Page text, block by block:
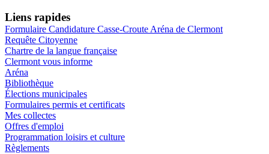
Liens rapides
Formulaire Candidature Casse-Croute Aréna de Clermont
Requête Citoyenne
Chartre de la langue française
Clermont vous informe
Aréna
Bibliothèque
Élections municipales
Formulaires permis et certificats
Mes collectes
Offres d'emploi
Programmation loisirs et culture
Règlements